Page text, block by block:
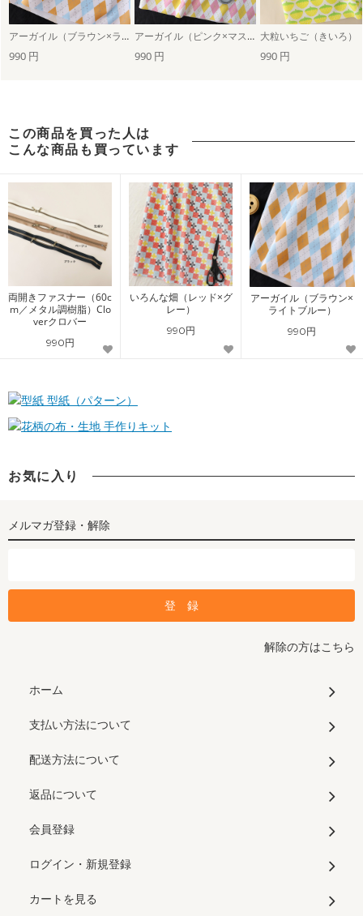
アーガイル（ブラウン×ライトブルー） アーガイル（ピンク×マスタード） 大粒いちご（きいろ）
990 円 990 円 990 円
この商品を買った人は
こんな商品も買っています
両開きファスナー（60c
m／メタル調樹脂）Clo
verクロバー
990円
いろんな畑（レッド×グ
レー）
990円
アーガイル（ブラウン×
ライトブルー）
990円
型紙（パターン）
手作りキット
お気に入り
メルマガ登録・解除
解除の方はこちら
ホーム
支払い方法について
配送方法について
返品について
会員登録
ログイン・新規登録
カートを見る